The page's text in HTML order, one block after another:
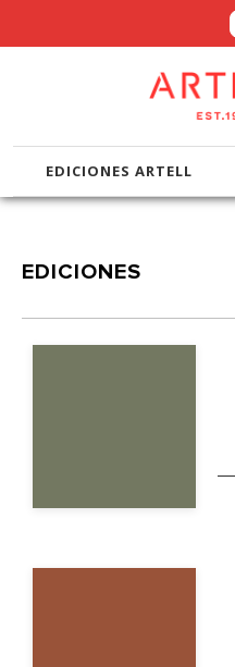
EDICIONES ARTELL
EDICIONES